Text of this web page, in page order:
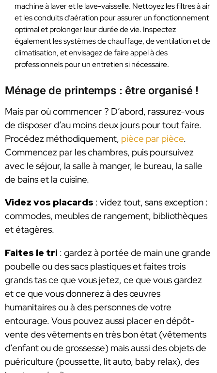
machine à laver et le lave-vaisselle. Nettoyez les filtres à air
et les conduits d’aération pour assurer un fonctionnement
optimal et prolonger leur durée de vie. Inspectez
également les systèmes de chauffage, de ventilation et de
climatisation, et envisagez de faire appel à des
professionnels pour un entretien si nécessaire.
Ménage de printemps : être organisé !
Mais par où commencer ? D’abord, rassurez-vous
de disposer d’au moins deux jours pour tout faire.
Procédez méthodiquement, pièce par pièce.
Commencez par les chambres, puis poursuivez
avec le séjour, la salle à manger, le bureau, la salle
de bains et la cuisine.
Videz vos placards : videz tout, sans exception :
commodes, meubles de rangement, bibliothèques
et étagères.
Faites le tri : gardez à portée de main une grande
poubelle ou des sacs plastiques et faites trois
grands tas ce que vous jetez, ce que vous gardez
et ce que vous donnerez à des œuvres
humanitaires ou à des personnes de votre
entourage. Vous pouvez aussi placer en dépôt-
vente des vêtements en très bon état (vêtements
d’enfant ou de grossesse) mais aussi des objets de
puériculture (poussette, lit auto, baby relax), des